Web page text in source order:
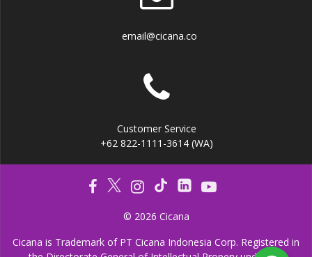
email@cicana.co
Customer Service
+62 822-1111-3614 (WA)
© 2026 Cicana
Cicana is Trademark of PT Cicana Indonesia Corp. Registered in